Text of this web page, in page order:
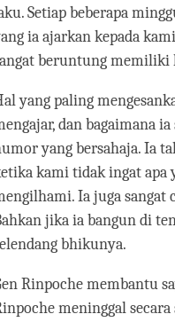
Setiap beberapa
ia ajarkan kepada
beruntung memiliki
yang paling
dan bagaimana
yang bersahaja. Ia
kami tidak ingat apa
Ia juga
jika ia bangun di
bhikunya.
Rinpoche membantu
meninggal